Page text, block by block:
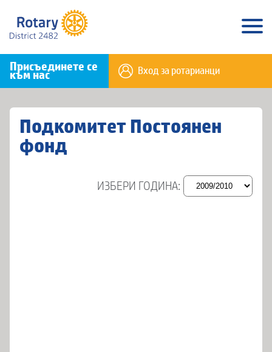
Присъединете се
към нас Вход за ротарианци
Подкомитет Постоянен
фонд
ИЗБЕРИ ГОДИНА: